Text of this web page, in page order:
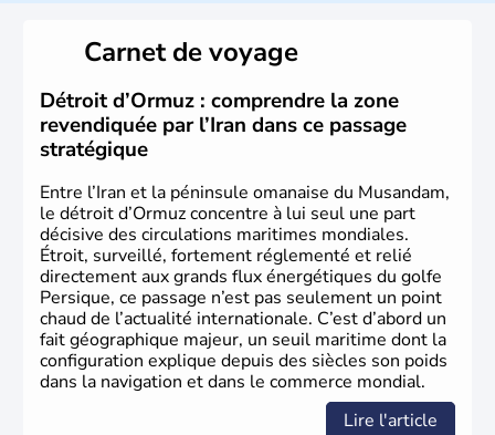
Carnet de voyage
Détroit d’Ormuz : comprendre la zone
revendiquée par l’Iran dans ce passage
stratégique
Entre l’Iran et la péninsule omanaise du Musandam,
le détroit d’Ormuz concentre à lui seul une part
décisive des circulations maritimes mondiales.
Étroit, surveillé, fortement réglementé et relié
directement aux grands flux énergétiques du golfe
Persique, ce passage n’est pas seulement un point
chaud de l’actualité internationale. C’est d’abord un
fait géographique majeur, un seuil maritime dont la
configuration explique depuis des siècles son poids
dans la navigation et dans le commerce mondial.
Lire l'article